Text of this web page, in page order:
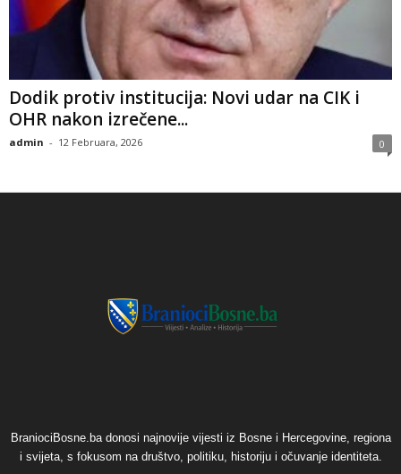
​Dodik protiv institucija: Novi udar na CIK i
OHR nakon izrečene...
admin - 12 Februara, 2026 0
BraniociBosne.ba donosi najnovije vijesti iz Bosne i Hercegovine, regiona
i svijeta, s fokusom na društvo, politiku, historiju i očuvanje identiteta.